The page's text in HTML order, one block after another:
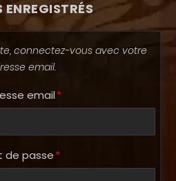
ENREGISTRÉS
connectez-vous avec votre
email.
email
de passe